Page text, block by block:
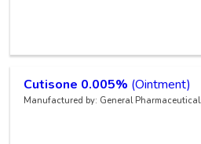
Cutisone 0.005% (Ointment)
Manufactured by: General